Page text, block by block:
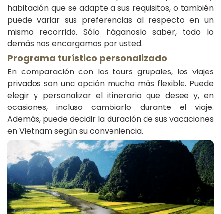
habitación que se adapte a sus requisitos, o también
puede variar sus preferencias al respecto en un
mismo recorrido. Sólo háganoslo saber, todo lo
demás nos encargamos por usted.
Programa turístico personalizado
En comparación con los tours grupales, los viajes
privados son una opción mucho más flexible. Puede
elegir y personalizar el itinerario que desee y, en
ocasiones, incluso cambiarlo durante el viaje.
Además, puede decidir la duración de sus vacaciones
en Vietnam según su conveniencia.